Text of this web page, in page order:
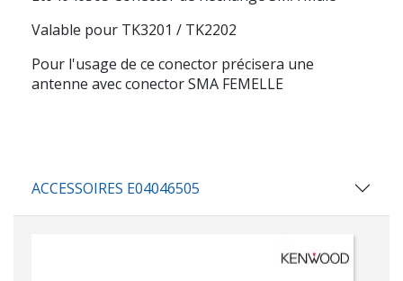
Valable pour TK3201 / TK2202
Pour l'usage de ce conector précisera une
antenne avec conector SMA FEMELLE
ACCESSOIRES E04046505